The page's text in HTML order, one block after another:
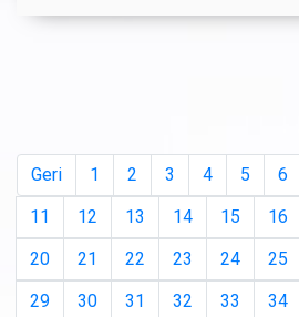
Geri 1 2 3 4 5 6
11
12 13 14 15 16
20
21 22 23 24 25
29
30 31 32 33 34